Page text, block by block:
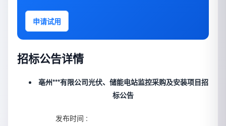
申请试用
招标公告详情
亳州***有限公司光伏、储能电站监控采购及安装项目招
标公告
发布时间 :